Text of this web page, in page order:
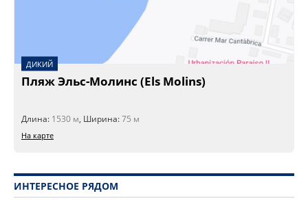
ДИКИЙ
Пляж Эльс-Молинс (Els Molins)
Длина: 1530 м, Ширина:75 м
На карте
ИНТЕРЕСНОЕ РЯДОМ